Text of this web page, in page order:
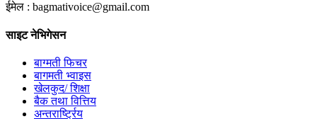
ईमेल : bagmativoice@gmail.com
साइट नेभिगेसन
बाग्मती फिचर
बागमती भ्वाइस
खेलकुद/ शिक्षा
बैक तथा वित्तिय
अन्तरार्ष्ट्रिय